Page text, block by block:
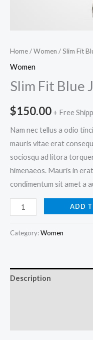
Home/Women / Slim Fit
Women
Slim Fit Blue
$150.00 + Free
Nam nec tellus a odio
mauris vitae erat
sociosqu ad litora
himenaeos. Mauris in
condimentum sit amet a
ADD
Category:Women
Description